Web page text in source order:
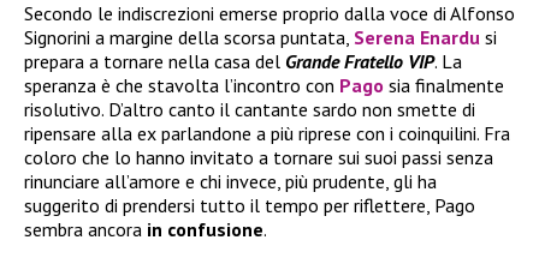
Secondo le indiscrezioni emerse proprio dalla voce di Alfonso
Signorini a margine della scorsa puntata, Serena Enardu si
prepara a tornare nella casa del Grande Fratello VIP. La
speranza è che stavolta l’incontro con Pago sia finalmente
risolutivo. D’altro canto il cantante sardo non smette di
ripensare alla ex parlandone a più riprese con i coinquilini. Fra
coloro che lo hanno invitato a tornare sui suoi passi senza
rinunciare all’amore e chi invece, più prudente, gli ha
suggerito di prendersi tutto il tempo per riflettere, Pago
sembra ancora in confusione.